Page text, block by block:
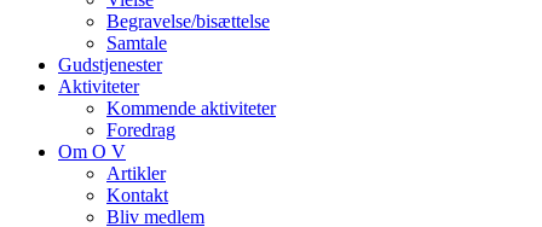
Begravelse/bisættelse
Samtale
Gudstjenester
Aktiviteter
Kommende aktiviteter
Foredrag
Om O V
Artikler
Kontakt
Bliv medlem